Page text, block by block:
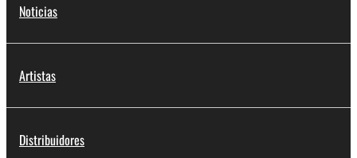
Noticias
Artistas
Distribuidores